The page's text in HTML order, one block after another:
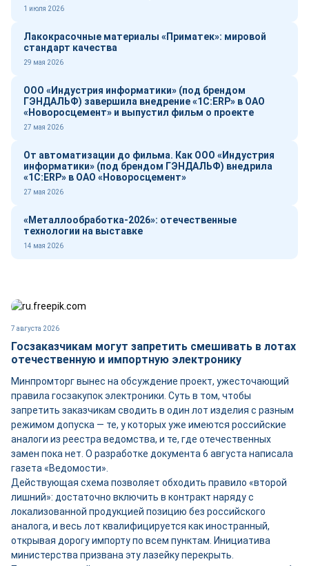
1 июля 2026
Лакокрасочные материалы «Приматек»: мировой
стандарт качества
29 мая 2026
ООО «Индустрия информатики» (под брендом
ГЭНДАЛЬФ) завершила внедрение «1С:ERP» в ОАО
«Новоросцемент» и выпустил фильм о проекте
27 мая 2026
От автоматизации до фильма. Как ООО «Индустрия
информатики» (под брендом ГЭНДАЛЬФ) внедрила
«1С:ERP» в ОАО «Новоросцемент»
27 мая 2026
«Металлообработка-2026»: отечественные
технологии на выставке
14 мая 2026
7 августа 2026
Госзаказчикам могут запретить смешивать в лотах
отечественную и импортную электронику
Минпромторг вынес на обсуждение проект, ужесточающий
правила госзакупок электроники. Суть в том, чтобы
запретить заказчикам сводить в один лот изделия с разным
режимом допуска — те, у которых уже имеются российские
аналоги из реестра ведомства, и те, где отечественных
замен пока нет. О разработке документа 6 августа написала
газета «Ведомости».
Действующая схема позволяет обходить правило «второй
лишний»: достаточно включить в контракт наряду с
локализованной продукцией позицию без российского
аналога, и весь лот квалифицируется как иностранный,
открывая дорогу импорту по всем пунктам. Инициатива
министерства призвана эту лазейку перекрыть.